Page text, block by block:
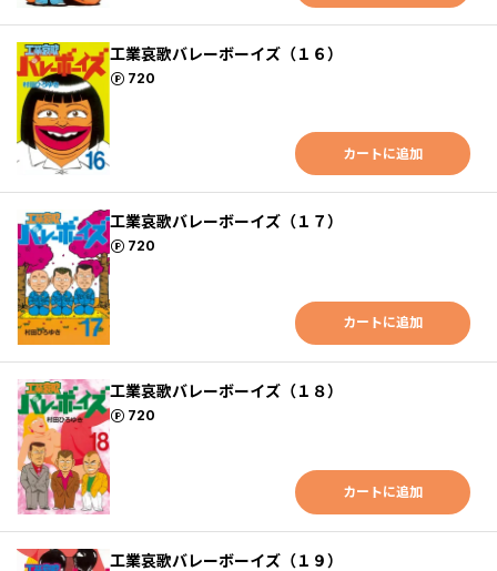
工業哀歌バレーボーイズ（１６）
720
ポイント
カートに追加
工業哀歌バレーボーイズ（１７）
720
ポイント
カートに追加
工業哀歌バレーボーイズ（１８）
720
ポイント
カートに追加
工業哀歌バレーボーイズ（１９）